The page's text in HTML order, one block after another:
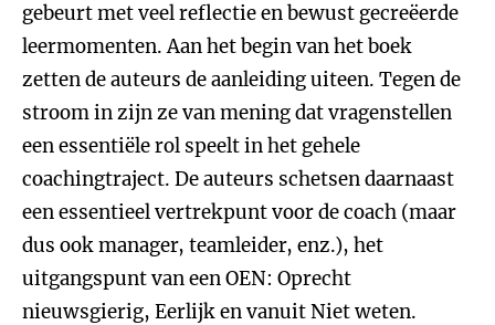
gebeurt met veel reflectie en bewust gecreëerde
leermomenten. Aan het begin van het boek
zetten de auteurs de aanleiding uiteen. Tegen de
stroom in zijn ze van mening dat vragenstellen
een essentiële rol speelt in het gehele
coachingtraject. De auteurs schetsen daarnaast
een essentieel vertrekpunt voor de coach (maar
dus ook manager, teamleider, enz.), het
uitgangspunt van een OEN: Oprecht
nieuwsgierig, Eerlijk en vanuit Niet weten.